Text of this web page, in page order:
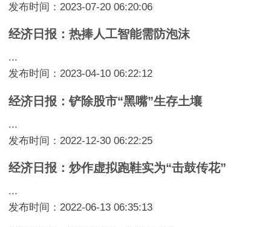
发布时间：2023-07-20 06:20:06
经济日报：热捧人工智能需防泡沫
...
发布时间：2023-04-10 06:22:12
经济日报：铲除股市“黑嘴”生存土壤
...
发布时间：2022-12-30 06:22:25
经济日报：炒作虚拟跑鞋实为“击鼓传花”
...
发布时间：2022-06-13 06:35:13